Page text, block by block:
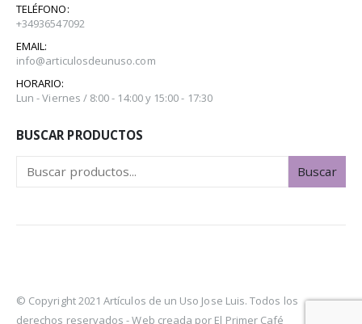
TELÉFONO:
+34936547092
EMAIL:
info@articulosdeunuso.com
HORARIO:
Lun - Viernes / 8:00 - 14:00 y 15:00 - 17:30
BUSCAR PRODUCTOS
Buscar
© Copyright 2021 Artículos de un Uso Jose Luis. Todos los
derechos reservados -Web creada por El Primer Café